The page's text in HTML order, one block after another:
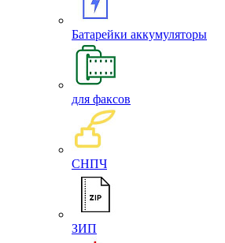
Батарейки аккумуляторы
для факсов
СНПЧ
ЗИП